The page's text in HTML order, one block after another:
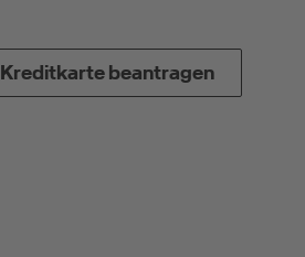
Kreditkarte beantragen